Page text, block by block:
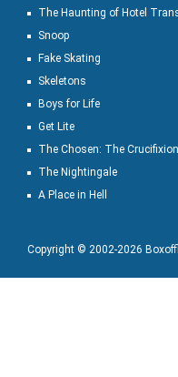
The Haunting of Hotel
Snoop
Fake Skating
Skeletons
Boys for Life
Get Lite
The Chosen: The Crucifixion
The Nightingale
A Place in Hell
Copyright © 2002-2026